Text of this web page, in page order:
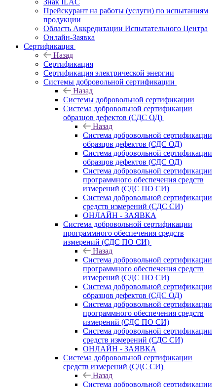
Знак ILAC
Прейскурант на работы (услуги) по испытаниям
продукции
Область Аккредитации Испытательного Центра
Онлайн-Заявка
Сертификация
Назад
Сертификация
Сертификация электрической энергии
Системы добровольной сертификации
Назад
Системы добровольной сертификации
Система добровольной сертификации
образцов дефектов (СДС ОД)
Назад
Система добровольной сертификации
образцов дефектов (СДС ОД)
Система добровольной сертификации
образцов дефектов (СДС ОД)
Система добровольной сертификации
программного обеспечения средств
измерений (СДС ПО СИ)
Система добровольной сертификации
средств измерений (СДС СИ)
ОНЛАЙН - ЗАЯВКА
Система добровольной сертификации
программного обеспечения средств
измерений (СДС ПО СИ)
Назад
Система добровольной сертификации
программного обеспечения средств
измерений (СДС ПО СИ)
Система добровольной сертификации
образцов дефектов (СДС ОД)
Система добровольной сертификации
программного обеспечения средств
измерений (СДС ПО СИ)
Система добровольной сертификации
средств измерений (СДС СИ)
ОНЛАЙН - ЗАЯВКА
Система добровольной сертификации
средств измерений (СДС СИ)
Назад
Система добровольной сертификации